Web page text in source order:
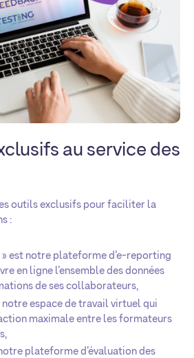
au service des
outils exclusifs pour faciliter la
:
» est notre plateforme d’e-reporting
en ligne l’ensemble des données
de ses collaborateurs,
notre espace de travail virtuel qui
maximale entre les formateurs
plateforme d’évaluation des